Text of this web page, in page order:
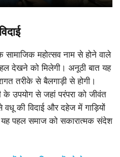
सामाजिक महोत्सव नाम से होने वाले
देखने को मिलेगी। अनूठी बात यह
तरीके से बैलगाड़ी से होगी।
उपयोग से जहां परंपरा को जीवंत
वधू की विदाई और दहेज में गाड़ियों
यह पहल समाज को सकारात्मक संदेश